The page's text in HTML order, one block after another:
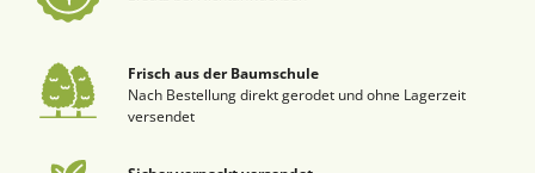
Frisch aus der Baumschule
Nach Bestellung direkt gerodet und ohne Lagerzeit
versendet